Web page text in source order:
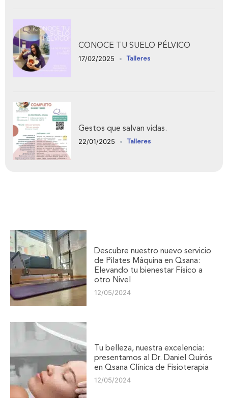
CONOCE TU SUELO PÉLVICO
17/02/2025
Talleres
Gestos que salvan vidas.
22/01/2025
Talleres
Descubre nuestro nuevo servicio
de Pilates Máquina en Qsana:
Elevando tu bienestar Físico a
otro Nivel
12/05/2024
Tu belleza, nuestra excelencia:
presentamos al Dr. Daniel Quirós
en Qsana Clínica de Fisioterapia
12/05/2024